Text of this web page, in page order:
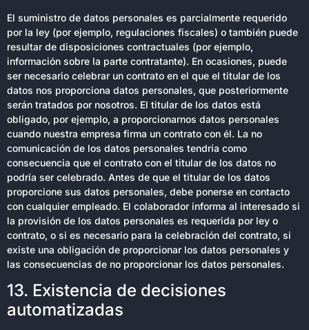
El suministro de datos personales es parcialmente requerido
por la ley (por ejemplo, regulaciones fiscales) o también puede
resultar de disposiciones contractuales (por ejemplo,
información sobre la parte contratante). En ocasiones, puede
ser necesario celebrar un contrato en el que el titular de los
datos nos proporciona datos personales, que posteriormente
serán tratados por nosotros. El titular de los datos está
obligado, por ejemplo, a proporcionarnos datos personales
cuando nuestra empresa firma un contrato con él. La no
comunicación de los datos personales tendría como
consecuencia que el contrato con el titular de los datos no
podría ser celebrado. Antes de que el titular de los datos
proporcione sus datos personales, debe ponerse en contacto
con cualquier empleado. El colaborador informa al interesado si
la provisión de los datos personales es requerida por ley o
contrato, o si es necesario para la celebración del contrato, si
existe una obligación de proporcionar los datos personales y
las consecuencias de no proporcionar los datos personales.
13. Existencia de decisiones
automatizadas